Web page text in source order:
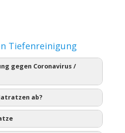
Tiefenreinigung
gegen Coronavirus /
ab?